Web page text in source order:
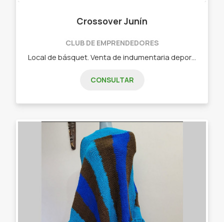
Crossover Junín
CLUB DE EMPRENDEDORES
CONSULTAR